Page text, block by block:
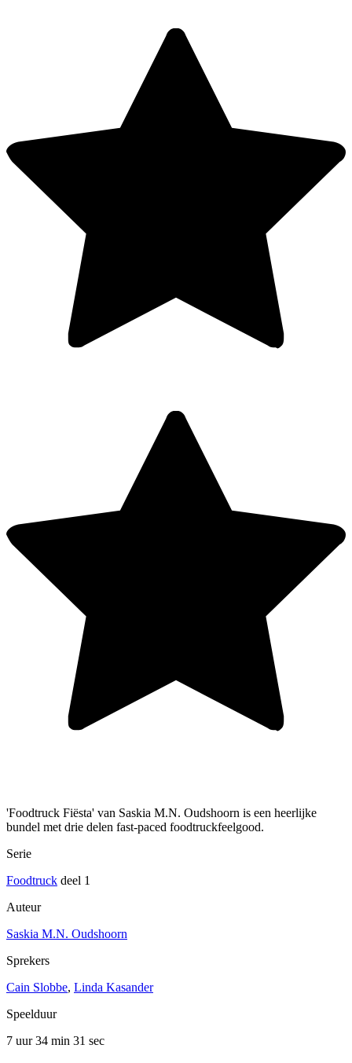
'Foodtruck Fiësta' van Saskia M.N. Oudshoorn is een heerlijke
bundel met drie delen fast-paced foodtruckfeelgood.
Serie
Foodtruck deel 1
Auteur
Saskia M.N. Oudshoorn
Sprekers
Cain Slobbe, Linda Kasander
Speelduur
7 uur 34 min 31 sec